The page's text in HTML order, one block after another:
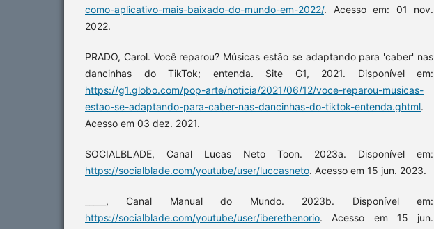
como-aplicativo-mais-baixado-do-mundo-em-2022/. Acesso em: 01 nov.
2022.
PRADO, Carol. Você reparou? Músicas estão se adaptando para 'caber' nas
dancinhas do TikTok; entenda. Site G1, 2021. Disponível em:
https://g1.globo.com/pop-arte/noticia/2021/06/12/voce-reparou-musicas-
estao-se-adaptando-para-caber-nas-dancinhas-do-tiktok-entenda.ghtml.
Acesso em 03 dez. 2021.
SOCIALBLADE, Canal Lucas Neto Toon. 2023a. Disponível em:
https://socialblade.com/youtube/user/luccasneto. Acesso em 15 jun. 2023.
_____, Canal Manual do Mundo. 2023b. Disponível em:
https://socialblade.com/youtube/user/iberethenorio. Acesso em 15 jun.